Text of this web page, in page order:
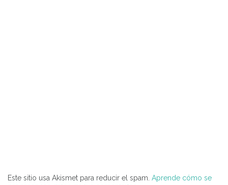
Este sitio usa Akismet para reducir el spam. Aprende cómo se